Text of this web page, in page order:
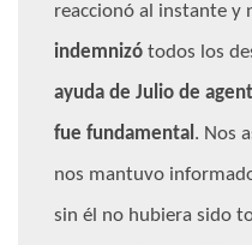
reaccionó al instante y
indemnizó todos los
ayuda de Julio de
fue fundamental . Nos
nos mantuvo
sin él no hubiera sido